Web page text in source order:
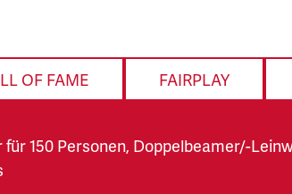
OF FAME FAIRPLAY
150 Personen, Doppelbeamer/-